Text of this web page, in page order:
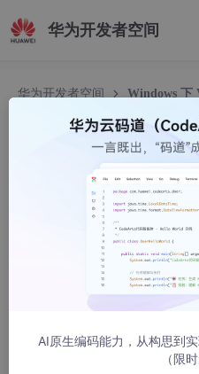
华为开发者空间
华为开发者空间
Windows 下
Windows 下
weixin_30546933
3573人浏览 · 2009-03-
建好虚拟机后，打开DOS窗口进
gram Files/Sun/xVM
atehostif “VM1 external“，安装
置－网络－网络连接，将网络
拟机，这时虚拟机 和主机就相
的计算机了，像正常设置局域网
AI原生编码能力，从构思到
（限